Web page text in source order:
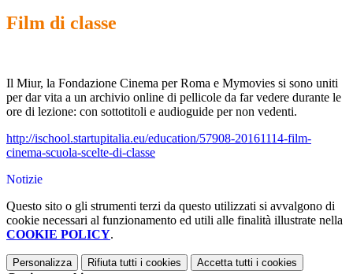
Film di classe
Il Miur, la Fondazione Cinema per Roma e Mymovies si sono uniti
per dar vita a un archivio online di pellicole da far vedere durante le
ore di lezione: con sottotitoli e audioguide per non vedenti.
http://ischool.startupitalia.eu/education/57908-20161114-film-
cinema-scuola-scelte-di-classe
Notizie
Questo sito o gli strumenti terzi da questo utilizzati si avvalgono di
cookie necessari al funzionamento ed utili alle finalità illustrate nella
COOKIE POLICY.
Personalizza Rifiuta tutti i cookies Accetta tutti i cookies